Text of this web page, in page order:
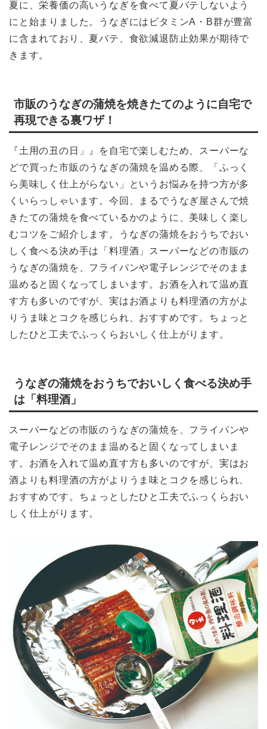
夏に、栄養価の高いうなぎを食べて夏バテしないよう
にと始まりました。うなぎにはビタミンA・B群が豊富
に含まれており、夏バテ、食欲減退防止効果が期待で
きます。
市販のうなぎの蒲焼を焼きたてのように自宅で
再現できる裏ワザ！
『土用の丑の日」』を自宅で楽しむため、スーパーな
どで買った市販のうなぎの蒲焼を温める際、「ふっく
ら美味しく仕上がらない」というお悩みを持つ方が多
くいらっしゃいます。今回、まるでうなぎ屋さんで焼
きたての蒲焼を食べているかのように、美味しく楽し
むコツをご紹介します。うなぎの蒲焼をおうちでおい
しく食べる決め手は「料理酒」スーパーなどの市販の
うなぎの蒲焼を、フライパンや電子レンジでそのまま
温めると固くなってしまいます。お酒を入れて温め直
す方も多いのですが、実はお酒よりも料理酒の方がよ
りうま味とコクを感じられ、おすすめです。ちょっと
したひと工夫でふっくらおいしく仕上がります。
うなぎの蒲焼をおうちでおいしく食べる決め手
は「料理酒」
スーパーなどの市販のうなぎの蒲焼を、フライパンや
電子レンジでそのまま温めると固くなってしまいま
す。お酒を入れて温め直す方も多いのですが、実はお
酒よりも料理酒の方がよりうま味とコクを感じられ、
おすすめです。ちょっとしたひと工夫でふっくらおい
しく仕上がります。